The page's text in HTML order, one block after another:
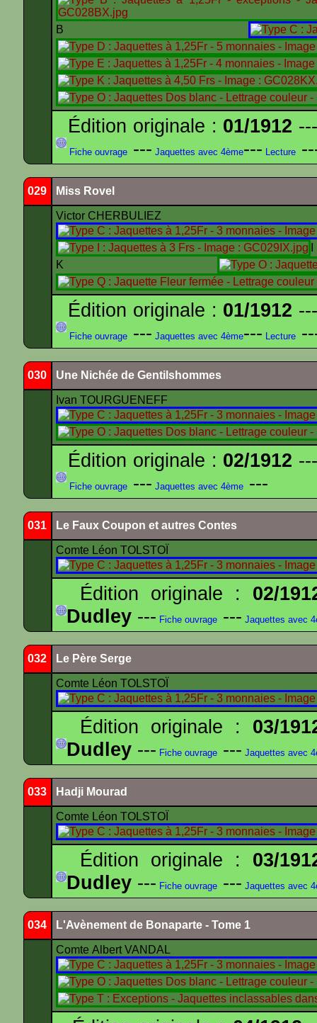
B
Édition originale : 01/1912
Fiche ouvrage --- Jaquettes avec 4ème--- Lecture
029 Miss Rovel
Victor CHERBULIEZ
K
Édition originale : 01/1912
Fiche ouvrage --- Jaquettes avec 4ème--- Lecture
030 Une Nichée de Gentilshommes
Ivan TOURGUENEFF
Édition originale : 02/1912
Fiche ouvrage --- Jaquettes avec 4ème ---
031 Le Faux Coupon et autres Contes
Comte Léon TOLSTOÏ
Édition originale : 02/
Dudley --- Fiche ouvrage --- Jaquettes avec
032 Le Père Serge
Comte Léon TOLSTOÏ
Édition originale : 03/
Dudley --- Fiche ouvrage --- Jaquettes avec
033 Hadji Mourad
Comte Léon TOLSTOÏ
Édition originale : 03/
Dudley --- Fiche ouvrage --- Jaquettes avec
034 L'Avènement de Bonaparte - Tome 1
Comte Albert VANDAL